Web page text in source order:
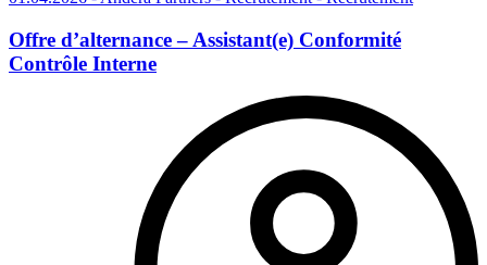
Offre d’alternance – Assistant(e) Conformité
Contrôle Interne